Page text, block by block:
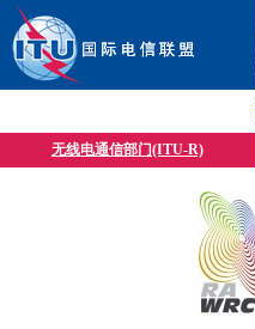
无线电通信部门(ITU-R)